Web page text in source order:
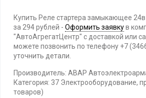
Купить Реле стартера замыкающее
за 294 рублей - Оформить заявкув
"АвтоАгрегатЦентр" с доставкой или
можете позвонить по телефону +7
уточнить детали.
Производитель: АВАР
Категория: 37 Электрооборудование,
товаров)